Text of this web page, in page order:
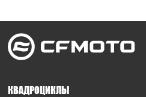
КВАДРОЦИКЛЫ